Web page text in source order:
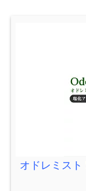
オドレミス